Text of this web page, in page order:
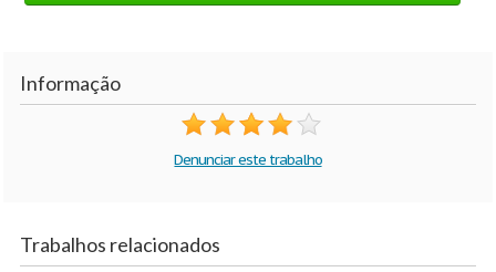
Informação
Denunciar este trabalho
Trabalhos relacionados